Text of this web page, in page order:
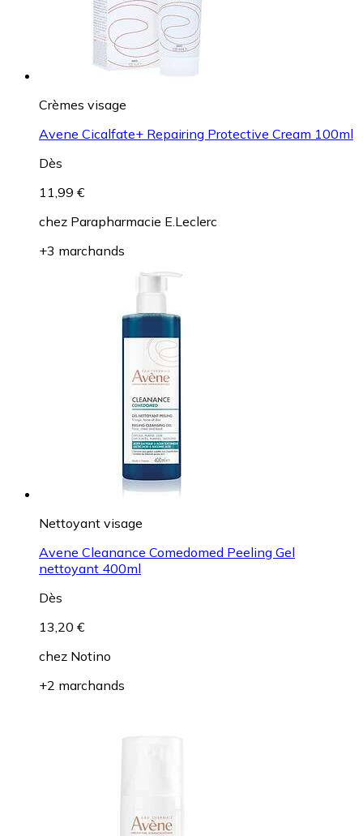
Crèmes visage
Avene Cicalfate+ Repairing Protective Cream 100ml
Dès
11,99 €
chez Parapharmacie E.Leclerc
+3 marchands
Nettoyant visage
Avene Cleanance Comedomed Peeling Gel
nettoyant 400ml
Dès
13,20 €
chez Notino
+2 marchands